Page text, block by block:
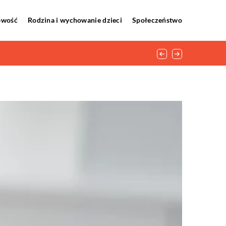
Rodzina i wychowanie dzieci Społeczeństwo